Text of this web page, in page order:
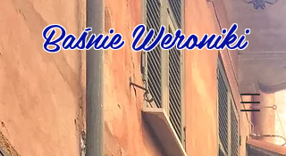
Baśnie Weroniki